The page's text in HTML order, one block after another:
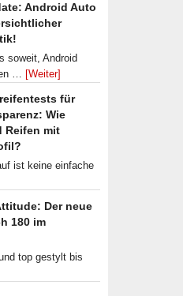
Android Auto
soweit, Android
… [Weiter]
für
Wie
Reifen mit
ist keine einfache
Der neue
180 im
top gestylt bis